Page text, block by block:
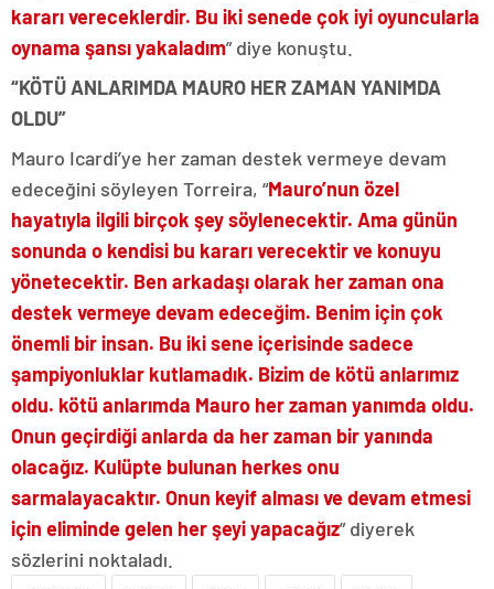
kararı vereceklerdir. Bu iki senede çok iyi oyuncularla
oynama şansı yakaladım” diye konuştu.
“KÖTÜ ANLARIMDA MAURO HER ZAMAN YANIMDA
OLDU”
Mauro Icardi’ye her zaman destek vermeye devam
edeceğini söyleyen Torreira, “Mauro’nun özel
hayatıyla ilgili birçok şey söylenecektir. Ama günün
sonunda o kendisi bu kararı verecektir ve konuyu
yönetecektir. Ben arkadaşı olarak her zaman ona
destek vermeye devam edeceğim. Benim için çok
önemli bir insan. Bu iki sene içerisinde sadece
şampiyonluklar kutlamadık. Bizim de kötü anlarımız
oldu. kötü anlarımda Mauro her zaman yanımda oldu.
Onun geçirdiği anlarda da her zaman bir yanında
olacağız. Kulüpte bulunan herkes onu
sarmalayacaktır. Onun keyif alması ve devam etmesi
için eliminde gelen her şeyi yapacağız” diyerek
sözlerini noktaladı.